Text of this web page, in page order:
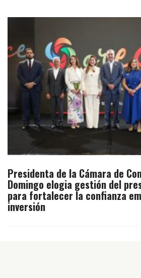
Presidenta de la Cámara de
Domingo elogia gestión del
para fortalecer la confianza
inversión